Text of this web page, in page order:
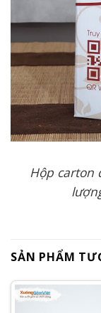
Hộp carton
SẢN PHẨM